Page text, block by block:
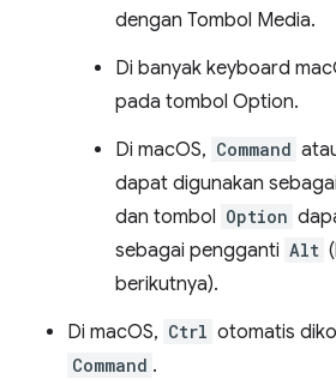
dengan Tombol Media.
Di banyak keyboard
pada tombol Option.
Di macOS, Command
dapat digunakan
dan tombol Option
sebagai pengganti Alt
berikutnya).
Di macOS, Ctrl otomatis
Command .